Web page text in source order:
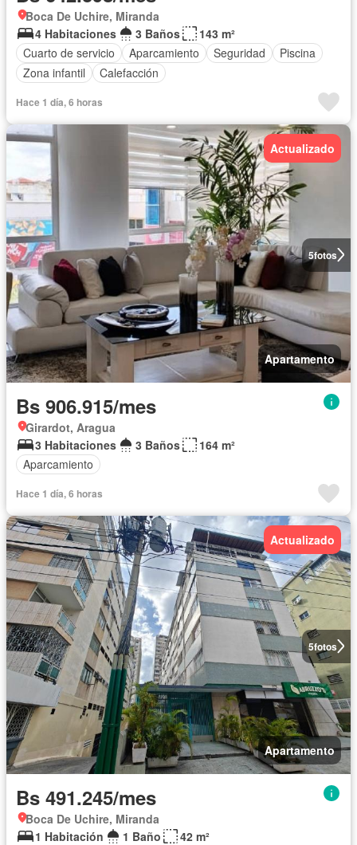
Boca De Uchire, Miranda
4 Habitaciones
3 Baños
143 m²
Cuarto de servicio
Aparcamiento Seguridad
Piscina
Zona infantil
Calefacción
Hace 1 día, 6 horas
5fotos
Actualizado
Apartamento
Bs 906.915/mes
Girardot, Aragua
3 Habitaciones
3 Baños
164 m²
Aparcamiento
Hace 1 día, 6 horas
5fotos
Actualizado
Apartamento
Bs 491.245/mes
Boca De Uchire, Miranda
1 Habitación
1 Baño
42 m²